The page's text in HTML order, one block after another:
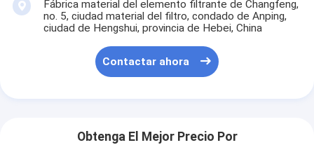
Fábrica material del elemento filtrante de Changfeng,
no. 5, ciudad material del filtro, condado de Anping,
ciudad de Hengshui, provincia de Hebei, China
Contactar ahora
Obtenga El Mejor Precio Por